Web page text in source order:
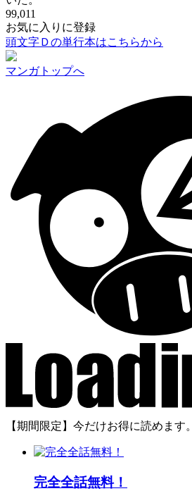
99,011
お気に入りに登録
頭文字Ｄの単行本はこちらから
マンガトップへ
【期間限定】今だけお得に読めます。
完全全話無料！